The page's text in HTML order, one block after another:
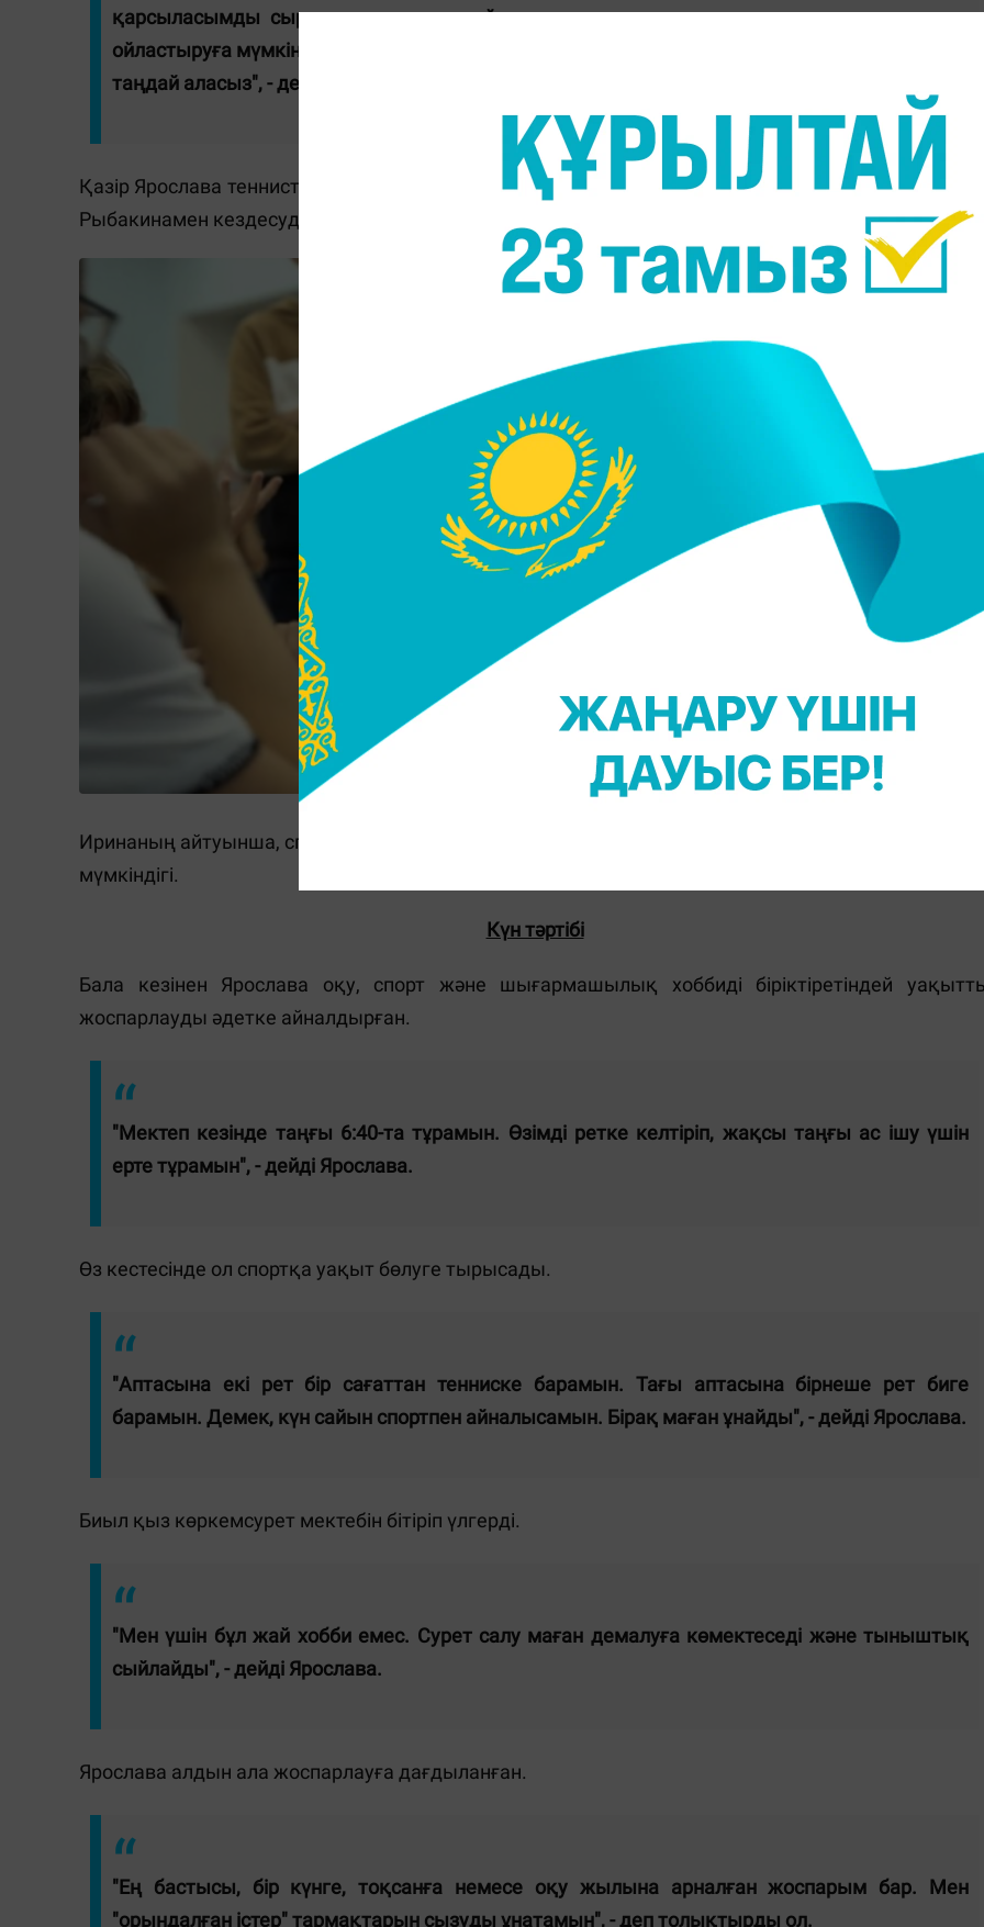
қарсыласымды сыртынан талдауға, ойынның тактикасы мен стратегиясын алдын ала
ойластыруға мүмкіндік берді. Өзіңіздің спорт түріңізді тек сынақтар мен қателіктер арқылы
таңдай аласыз", - дейді Ярослава.
Қазір Ярослава теннисті жақсы ойнайды, түрлі жарыстарға қатысады және әйгілі спортшы
Рыбакинамен кездесуді армандайды.
Иринаның айтуынша, спортпен шұғылдану - бұл керемет хобби және баланың өзін-өзі тәрбиелеу
мүмкіндігі.
Күн тәртібі
Бала кезінен Ярослава оқу, спорт және шығармашылық хоббиді біріктіретіндей
жоспарлауды әдетке айналдырған.
"Мектеп кезінде таңғы 6:40-та тұрамын. Өзімді ретке келтіріп, жақсы таңғы ас ішу үшін
ерте тұрамын", - дейді Ярослава.
Өз кестесінде ол спортқа уақыт бөлуге тырысады.
"Аптасына екі рет бір сағаттан тенниске барамын. Тағы аптасына бірнеше рет биге
барамын. Демек, күн сайын спортпен айналысамын. Бірақ маған ұнайды", - дейді Ярослава.
Биыл қыз көркемсурет мектебін бітіріп үлгерді.
"Мен үшін бұл жай хобби емес. Сурет салу маған демалуға көмектеседі және тыныштық
сыйлайды", - дейді Ярослава.
Ярослава алдын ала жоспарлауға дағдыланған.
"Ең бастысы, бір күнге, тоқсанға немесе оқу жылына арналған жоспарым бар. Мен
"орындалған істер" тармақтарын сызуды ұнатамын", - деп толықтырды ол.